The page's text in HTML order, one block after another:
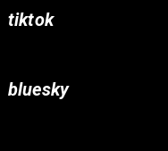
tiktok
bluesky